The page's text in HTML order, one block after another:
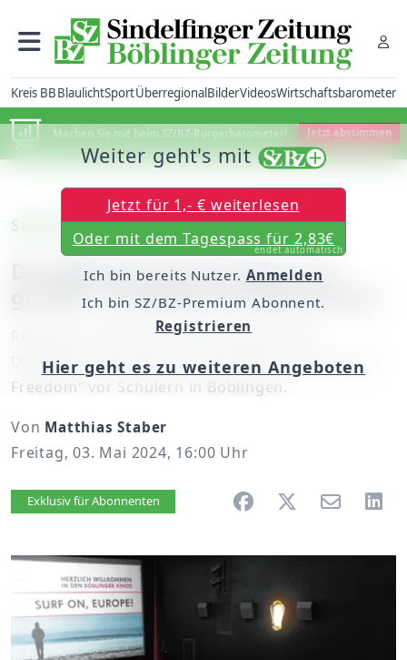
Kreis BBBlaulichtSportÜberregionalBilderVideosWirtschaftsbarometer
Machen Sie mit beim SZ/BZ-Bürgerbarometer! Jetzt abstimmen
Surfen als zentrales Motiv
Die Bedeutung Europas auf
großer Leinwand im Bärenkino
Regisseur Constantin Gross zeigt seinen
Dokumentarfilm „Surf on, Europe! - A Promise of
Freedom“ vor Schülern in Böblingen.
Von Matthias Staber
Freitag, 03. Mai 2024, 16:00 Uhr
Artikel vorlesen
Exklusiv für Abonnenten
Weiter geht's mit
Jetzt für 1,- € weiterlesen
Oder mit dem Tagespass für 2,83€
endet automatisch
Ich bin bereits Nutzer. Anmelden
Ich bin SZ/BZ-Premium Abonnent.
Registrieren
Hier geht es zu weiteren Angeboten